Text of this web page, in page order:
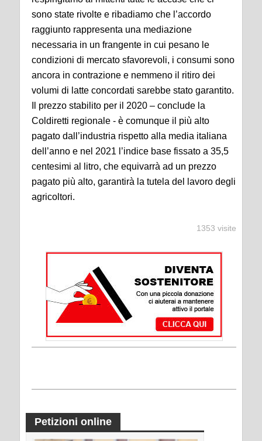
sono state rivolte e ribadiamo che l’accordo
raggiunto rappresenta una mediazione
necessaria in un frangente in cui pesano le
condizioni di mercato sfavorevoli, i consumi sono
ancora in contrazione e nemmeno il ritiro dei
volumi di latte concordati sarebbe stato garantito.
Il prezzo stabilito per il 2020 – conclude la
Coldiretti regionale - è comunque il più alto
pagato dall’industria rispetto alla media italiana
dell’anno e nel 2021 l’indice base fissato a 35,5
centesimi al litro, che equivarrà ad un prezzo
pagato più alto, garantirà la tutela del lavoro degli
agricoltori.
1353 visite
Petizioni online